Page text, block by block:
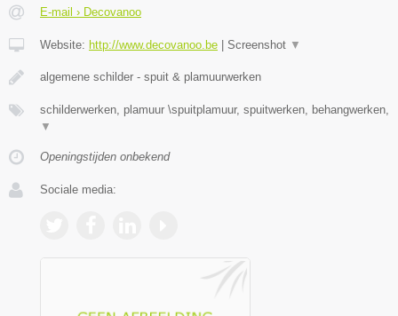
E-mail › Decovanoo
Website: http://www.decovanoo.be Screenshot ▼
algemene schilder - spuit & plamuurwerken
schilderwerken, plamuur \spuitplamuur, spuitwerken, behangwerken,
▼
Openingstijden onbekend
Sociale media: